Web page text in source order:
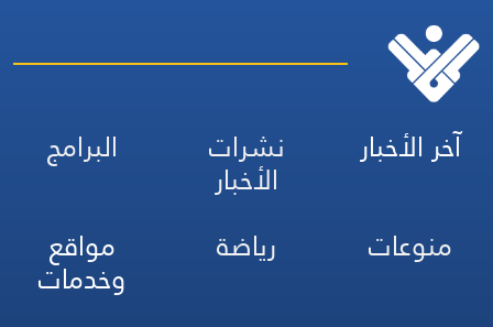
آخر الأخبار نشرات
الأخبار
البرامج
منوعات
رياضة مواقع
وخدمات